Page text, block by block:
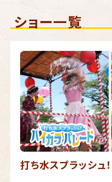
ショー一覧
打ち水スプラッシュ